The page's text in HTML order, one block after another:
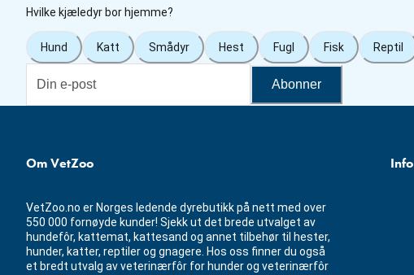
Hvilke kjæledyr bor hjemme?
Hund Katt Smådyr Hest Fugl Fisk Reptil
Abonner
Om VetZoo
VetZoo.no er Norges ledende dyrebutikk på nett med over
550 000 fornøyde kunder! Sjekk ut det brede utvalget av
hundefôr, kattemat, kattesand og annet tilbehør til hester,
hunder, katter, reptiler og gnagere. Hos oss finner du også
et bredt utvalg av veterinærfôr for hunder og veterinærfôr
Info